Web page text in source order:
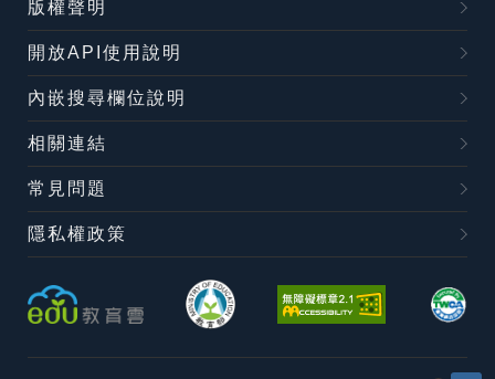
版權聲明
開放API使用說明
內嵌搜尋欄位說明
相關連結
常見問題
隱私權政策